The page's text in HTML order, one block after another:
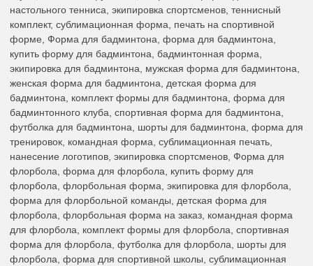
настольного тенниса, экипировка спортсменов, теннисный
комплект, сублимационная форма, печать на спортивной
форме, Форма для бадминтона, форма для бадминтона,
купить форму для бадминтона, бадминтонная форма,
экипировка для бадминтона, мужская форма для бадминтона,
женская форма для бадминтона, детская форма для
бадминтона, комплект формы для бадминтона, форма для
бадминтонного клуба, спортивная форма для бадминтона,
футболка для бадминтона, шорты для бадминтона, форма для
тренировок, командная форма, сублимационная печать,
нанесение логотипов, экипировка спортсменов, Форма для
флорбола, форма для флорбола, купить форму для
флорбола, флорбольная форма, экипировка для флорбола,
форма для флорбольной команды, детская форма для
флорбола, флорбольная форма на заказ, командная форма
для флорбола, комплект формы для флорбола, спортивная
форма для флорбола, футболка для флорбола, шорты для
флорбола, форма для спортивной школы, сублимационная